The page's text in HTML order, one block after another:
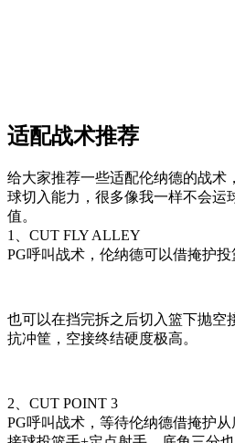
适配战术推荐
给大家推荐一些适配伦纳德的战术
球切入能力，很多像我一样不会运
值。
1、CUT FLY ALLEY
PG呼叫战术，伦纳德可以借掩护投
也可以在挡完拆之后切入篮下抛空
抗冲筐，空接终结硬度极高。
2、CUT POINT 3
PG呼叫战术，等待伦纳德借掩护